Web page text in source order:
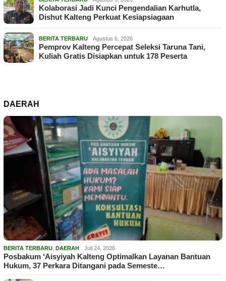
Kolaborasi Jadi Kunci Pengendalian Karhutla,
Dishut Kalteng Perkuat Kesiapsiagaan
BERITA TERBARU Agustus 6, 2026
Pemprov Kalteng Percepat Seleksi Taruna Tani,
Kuliah Gratis Disiapkan untuk 178 Peserta
DAERAH
BERITA TERBARU DAERAH Juli 24, 2026
Posbakum ‘Aisyiyah Kalteng Optimalkan Layanan Bantuan
Hukum, 37 Perkara Ditangani pada Semeste…